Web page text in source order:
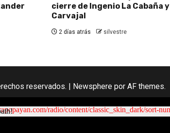
cierre de Ingenio La Cabaña y
Carvajal
2 días atrás silvestre
reservados. | Newspherepor AF themes.